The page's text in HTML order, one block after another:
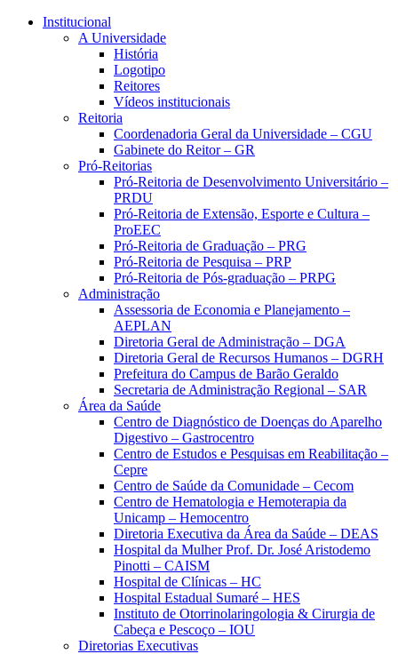
Conteúdo principal
Institucional
A Universidade
História
Logotipo
Reitores
Vídeos institucionais
Reitoria
Coordenadoria Geral da Universidade – CGU
Gabinete do Reitor – GR
Pró-Reitorias
Pró-Reitoria de Desenvolvimento Universitário –
PRDU
Pró-Reitoria de Extensão, Esporte e Cultura –
ProEEC
Pró-Reitoria de Graduação – PRG
Pró-Reitoria de Pesquisa – PRP
Pró-Reitoria de Pós-graduação – PRPG
Administração
Assessoria de Economia e Planejamento –
AEPLAN
Diretoria Geral de Administração – DGA
Diretoria Geral de Recursos Humanos – DGRH
Prefeitura do Campus de Barão Geraldo
Secretaria de Administração Regional – SAR
Área da Saúde
Centro de Diagnóstico de Doenças do Aparelho
Digestivo – Gastrocentro
Centro de Estudos e Pesquisas em Reabilitação –
Cepre
Centro de Saúde da Comunidade – Cecom
Centro de Hematologia e Hemoterapia da
Unicamp – Hemocentro
Diretoria Executiva da Área da Saúde – DEAS
Hospital da Mulher Prof. Dr. José Aristodemo
Pinotti – CAISM
Hospital de Clínicas – HC
Hospital Estadual Sumaré – HES
Instituto de Otorrinolaringologia & Cirurgia de
Cabeça e Pescoço – IOU
Diretorias Executivas